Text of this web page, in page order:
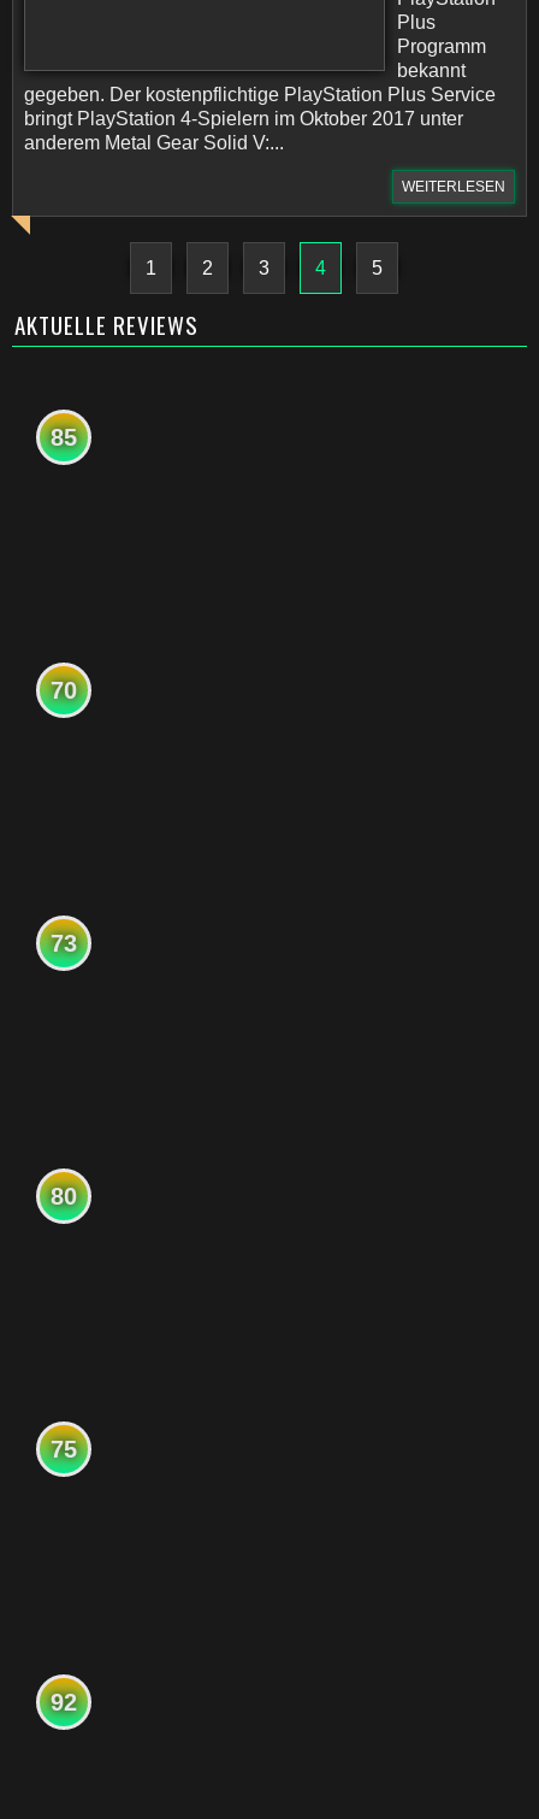
Plus
Programm
bekannt
gegeben. Der kostenpflichtige PlayStation Plus Service
bringt PlayStation 4-Spielern im Oktober 2017 unter
anderem Metal Gear Solid V:...
WEITERLESEN
1 2 3 4 5
AKTUELLE REVIEWS
85
70
73
80
75
92